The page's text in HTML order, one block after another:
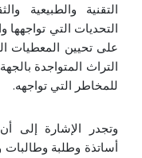
التقنية والطبيعية
التحديات التي
على تحيين المعطيات
التراث المتواجدة
للمخاطر التي تواجهه.
وتجدر الإشارة إلى
أساتذة وطلبة وطالبات